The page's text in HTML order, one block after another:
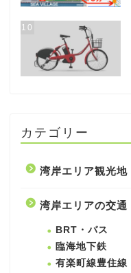
10
カテゴリー
湾岸エリア観光地
湾岸エリアの交通
BRT・バス
臨海地下鉄
有楽町線豊住線